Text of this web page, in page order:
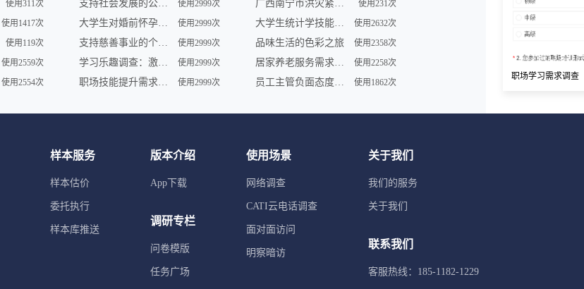
使用311次
使用1417次
使用119次
使用2559次
使用2554次
支持社会发展的公益组织参与及需求调查 使用2999次
大学生对婚前怀孕认知调查 使用2999次
支持慈善事业的个人行为调查 使用2999次
学习乐趣调查：激发学员学习动力 使用2999次
职场技能提升需求调查 使用2999次
广西南宁市洪灾紧急求助信息登记表 使用231次
大学生统计学技能调查问卷 使用2632次
品味生活的色彩之旅 使用2358次
居家养老服务需求调研问卷 使用2258次
员工主管负面态度问卷 使用1862次
职场学习需求调查
样本服务
样本估价
委托执行
样本库推送
版本介绍
App下载
调研专栏
问卷模版
任务广场
使用场景
网络调查
CATI云电话调查
面对面访问
明察暗访
关于我们
我们的服务
关于我们
联系我们
客服热线：185-1182-1229